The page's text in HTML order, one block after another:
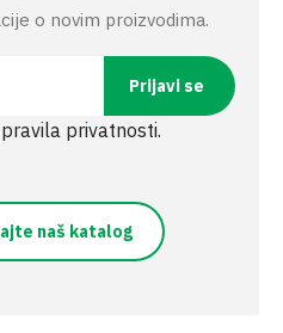
o novim proizvodima.
privatnosti.
naš katalog